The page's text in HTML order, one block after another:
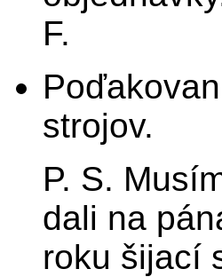
F.
strojov.
P. S.
dali na
roku šijací